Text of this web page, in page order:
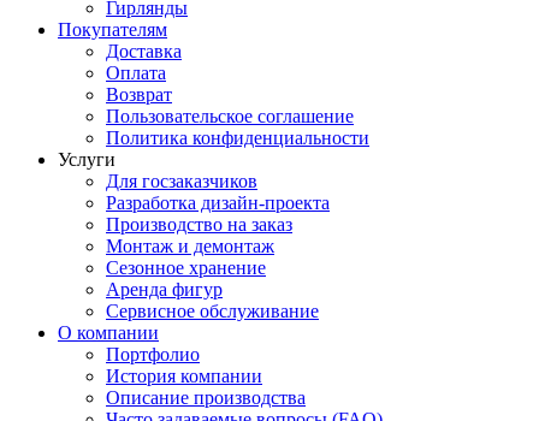
Гирлянды
Покупателям
Доставка
Оплата
Возврат
Пользовательское соглашение
Политика конфиденциальности
Услуги
Для госзаказчиков
Разработка дизайн-проекта
Производство на заказ
Монтаж и демонтаж
Сезонное хранение
Аренда фигур
Сервисное обслуживание
О компании
Портфолио
История компании
Описание производства